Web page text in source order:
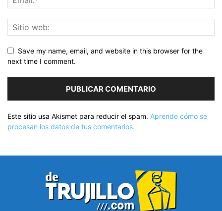
Save my name, email, and website in this browser for the
next time I comment.
Este sitio usa Akismet para reducir el spam. Aprende cómo se
procesan los datos de tus comentarios.